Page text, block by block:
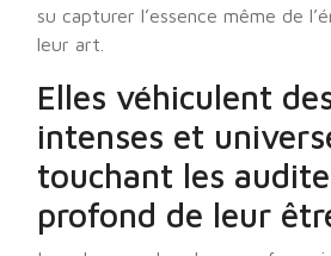
su capturer l’essence même de
leur art.
Elles véhiculent
intenses et
touchant les
profond de leur